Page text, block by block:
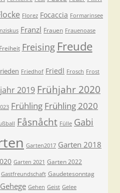
Florez Focaccia Formarinsee
Franzl Frauen Frauenoase
Freiheit Freising Freude
Friedhof Friedl Frosch Frost
2019 Frühjahr 2020
Frühling Frühling 2020
Fåsnåcht Fülle Gabi
Garten2017 Garten 2018
Garten 2021 Garten 2022
Gastfreundschaft Gaudetesonntag
Gehege Gehen Geist Gelee